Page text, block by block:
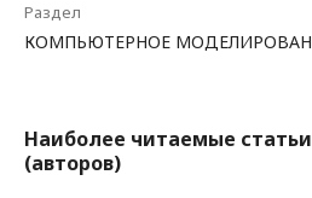
Раздел
КОМПЬЮТЕРНОЕ
Наиболее читаемые статьи
(авторов)